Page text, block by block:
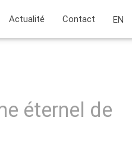
Actualité Contact EN
éternel de